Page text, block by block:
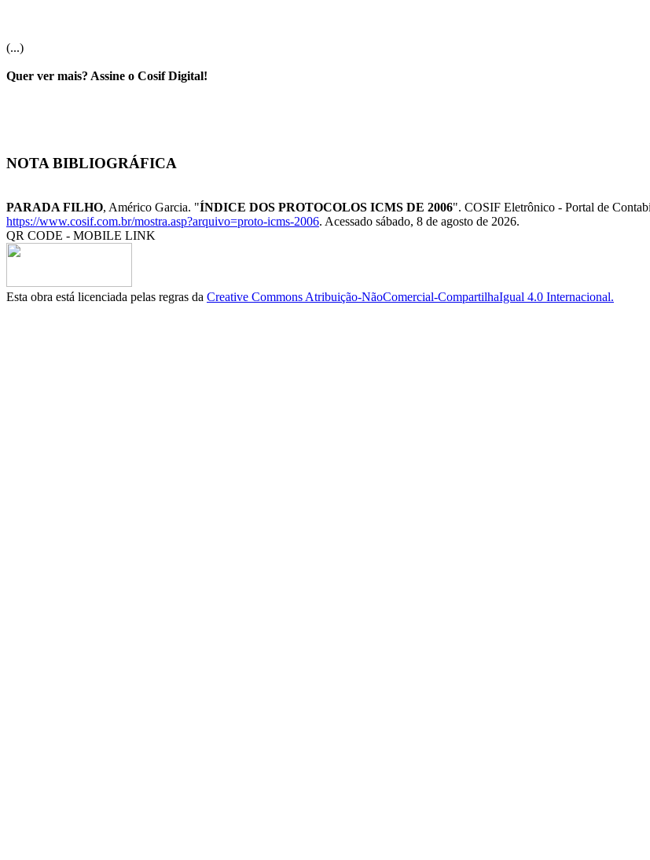
(...)
Quer ver mais? Assine o Cosif Digital!
NOTA BIBLIOGRÁFICA
PARADA FILHO, Américo Garcia. "ÍNDICE DOS PROTOCOLOS ICMS DE 2006". COSIF Eletrônico - Portal de
https://www.cosif.com.br/mostra.asp?arquivo=proto-icms-2006. Acessado sábado, 8 de agosto de 2026.
QR CODE - MOBILE LINK
Esta obra está licenciada pelas regras da Creative Commons Atribuição-NãoComercial-CompartilhaIgual 4.0 Internacional.